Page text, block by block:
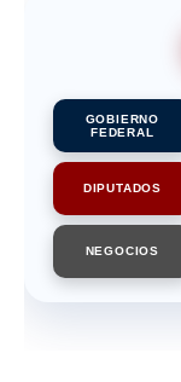
GOBIERNO
FEDERAL
DIPUTADOS
NEGOCIOS